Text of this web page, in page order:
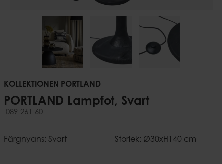
KOLLEKTIONEN PORTLAND
PORTLAND Lampfot, Svart
089-261-60
Färgnyans: Svart Storlek: Ø30xH140 cm